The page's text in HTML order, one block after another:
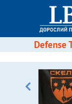
Defense